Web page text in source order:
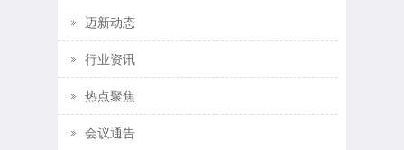
迈新动态
行业资讯
热点聚焦
会议通告